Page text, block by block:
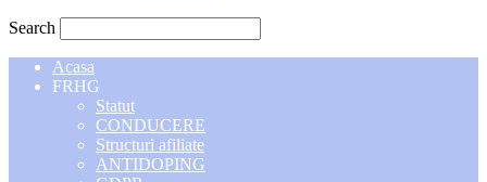
Search
Acasa
FRHG
Statut
CONDUCERE
Structuri afiliate
ANTIDOPING